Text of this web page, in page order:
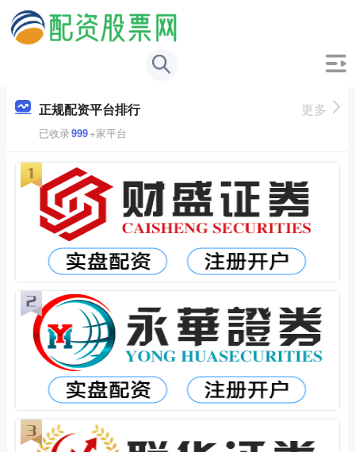
正规配资平台排行
已收录999+家平台
更多